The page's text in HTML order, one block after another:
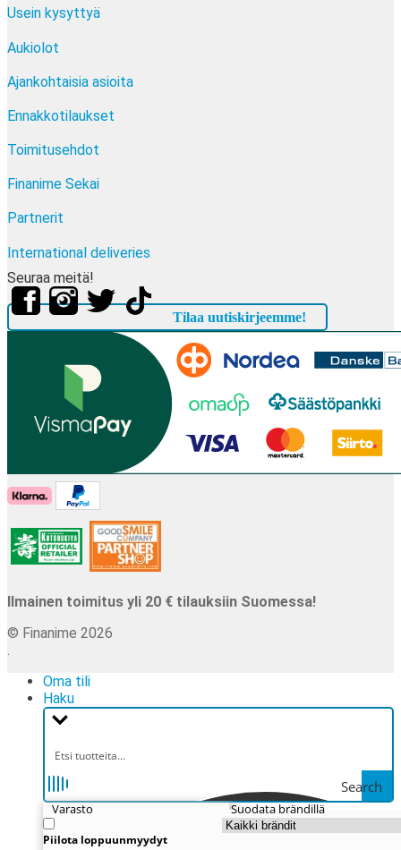
Usein kysyttyä
Aukiolot
Ajankohtaisia asioita
Ennakkotilaukset
Toimitusehdot
Finanime Sekai
Partnerit
International deliveries
Seuraa meitä!
Tilaa uutiskirjeemme!
Ilmainen toimitus yli 20 € tilauksiin Suomessa!
© Finanime 2026
.
Oma tili
Haku
Search
Varasto
Piilota loppuunmyydyt
Suodata brändillä